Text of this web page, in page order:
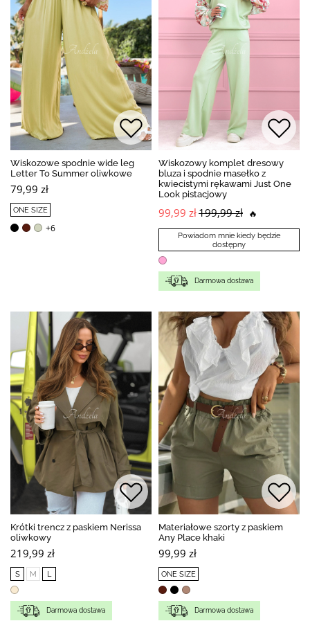
Wiskozowe spodnie wide leg
Letter To Summer oliwkowe
79,99 zł
ONE SIZE
+6
Wiskozowy komplet dresowy
bluza i spodnie masełko z
kwiecistymi rękawami Just One
Look pistacjowy
99,99 zł199,99 zł 🔥
Powiadom mnie kiedy będzie
dostępny
Darmowa dostawa
Krótki trencz z paskiem Nerissa
oliwkowy
219,99 zł
S M L
Darmowa dostawa
Materiałowe szorty z paskiem
Any Place khaki
99,99 zł
ONE SIZE
Darmowa dostawa